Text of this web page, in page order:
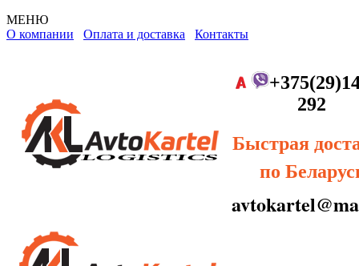
МЕНЮ
О компании Оплата и доставка Контакты
292
Быстрая
по